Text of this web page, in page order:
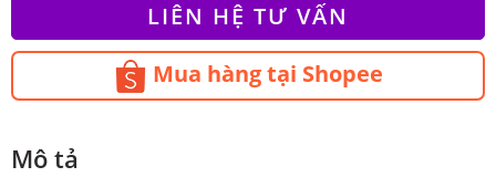
LIÊN HỆ TƯ VẤN
Mua hàng tại Shopee
Mô tả